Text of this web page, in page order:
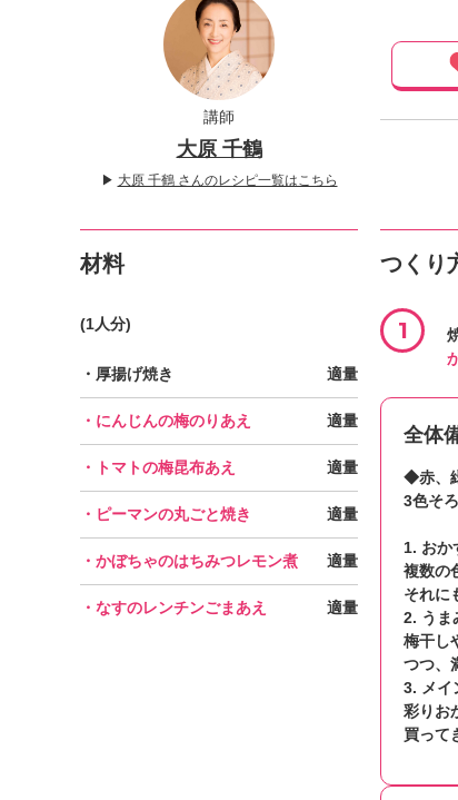
講師
大原 千鶴
▶ 大原 千鶴 さんのレシピ一覧はこちら
材料
(1人分)
・厚揚げ焼き 適量
・にんじんの梅のりあえ 適量
・トマトの梅昆布あえ 適量
・ピーマンの丸ごと焼き 適量
・かぼちゃのはちみつレモン煮 適量
・なすのレンチンごまあえ 適量
つくり
1
全体
◆赤、
3色そ
1. おか
複数の
それに
2. うま
梅干し
つつ、
3. メイ
彩りお
買って